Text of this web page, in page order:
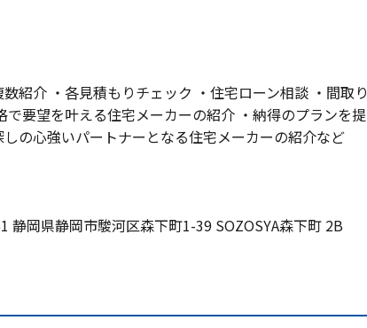
紹介 ・各見積もりチェック ・住宅ローン相談 ・間取り
要望を叶える住宅メーカーの紹介 ・納得のプランを提
の心強いパートナーとなる住宅メーカーの紹介など
静岡県静岡市駿河区森下町1-39 SOZOSYA森下町 2B